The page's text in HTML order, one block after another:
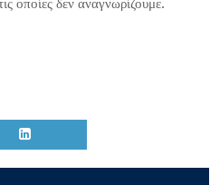
οποίες δεν αναγνωρίζουμε.